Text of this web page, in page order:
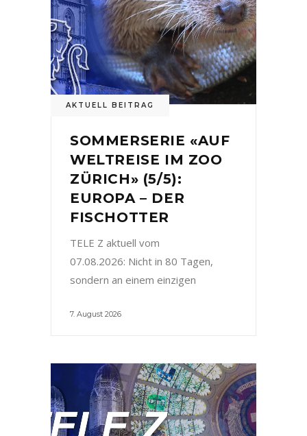
AKTUELL BEITRAG
SOMMERSERIE «AUF
WELTREISE IM ZOO
ZÜRICH» (5/5):
EUROPA – DER
FISCHOTTER
TELE Z aktuell vom
07.08.2026: Nicht in 80 Tagen,
sondern an einem einzigen
7. August 2026